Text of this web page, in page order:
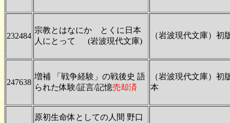
232484
宗教とはなにか とくに日本
人にとって (岩波現代文庫)
（岩波現代文庫）初
247638
増補 「戦争経験」の戦後史 語
られた体験/証言/記憶売却済
（岩波現代文庫）初
本
原初生命体としての人間 野口